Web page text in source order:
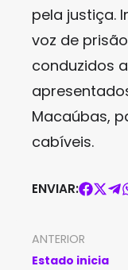
pela justiça.
voz de
conduzidos
Macaúbas,
cabíveis.
ENVIAR:
ANTERIOR
Estado inicia